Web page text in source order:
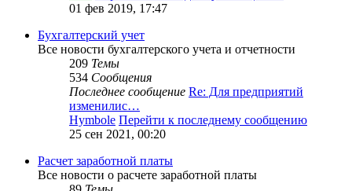
01 фев 2019, 17:47
Бухгалтерский учет
Все новости бухгалтерского учета и отчетности
209 Темы
534 Сообщения
Последнее сообщение Re: Для предприятий
изменилис…
Hymbole Перейти к последнему сообщению
25 сен 2021, 00:20
Расчет заработной платы
Все новости о расчете заработной платы